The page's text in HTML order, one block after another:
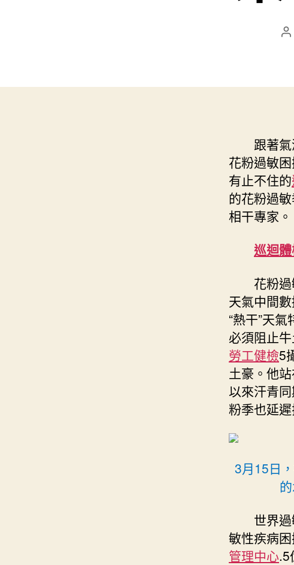
文
跟著
花粉過敏
有止不住的
的花粉過
相干專家。
巡迴
花粉
天氣中間
“熱干”天
必須阻止
勞工健檢5
土豪。他
以來汗青
粉季也延
3月15日
世界
敏性疾病
管理中心.5